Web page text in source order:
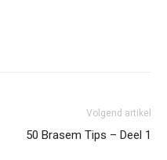
Volgend artikel
50 Brasem Tips – Deel 1